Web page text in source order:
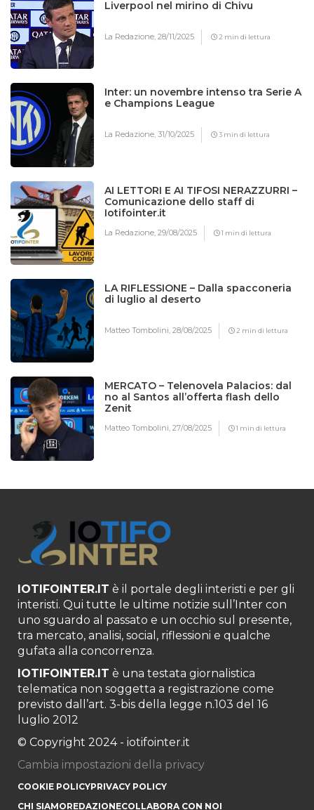
Liverpool nel mirino di Chivu
La Redazione,28/11/2025 2 min di lettura
Inter: un novembre intenso tra Serie A
e Champions League
La Redazione,31/10/2025 3 min di lettura
AI LETTORI E AI TIFOSI NERAZZURRI –
Comunicazione dello staff di
Iotifointer.it
La Redazione,29/08/2025 1 min di lettura
LA RIFLESSIONE – Dalla spacconeria
di luglio al deserto
Matteo Tombolini,28/08/2025 2 min di lettura
MERCATO – Telenovela Palacios: dal
no al Santos all’offerta flash dello
Zenit
Matteo Tombolini,27/08/2025 1 min di lettura
IOTIFOINTER.IT è il portale degli interisti e per gli
interisti. Qui tutte le ultime notizie sull’Inter con
uno sguardo al passato e un occhio sul presente,
tra mercato, analisi, social, riflessioni e qualche
gufata alla concorrenza.
IOTIFOINTER.IT è una testata giornalistica
telematica non soggetta a registrazione come
previsto dall’art. 3-bis della legge n.103 del 16
luglio 2012
© Copyright 2024 - iotifointer.it
Cambia impostazioni della privacy
COOKIE POLICYPRIVACY POLICY
CHI SIAMOREDAZIONECOLLABORA CON NOI